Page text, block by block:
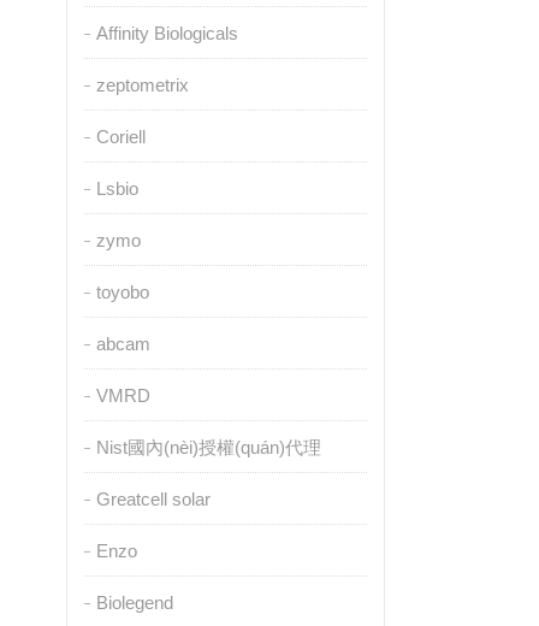
Affinity Biologicals
zeptometrix
Coriell
Lsbio
zymo
toyobo
abcam
VMRD
Nist國內(nèi)授權(quán)代理
Greatcell solar
Enzo
Biolegend